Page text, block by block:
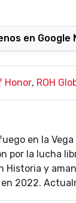
en Google
Honor, ROH
en la
por la lucha
Historia y
en 2022.